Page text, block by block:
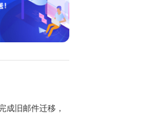
成旧邮件迁移，